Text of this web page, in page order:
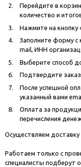
Перейдите в
количество и
Нажмите на кнопку
Заполните форму
mail, ИНН
Выберите способ
Подтвердите
После успешной
указанный вами
Оплата за
перечисления
Осуществляем доставку
Работаем только с
специалисты подберут